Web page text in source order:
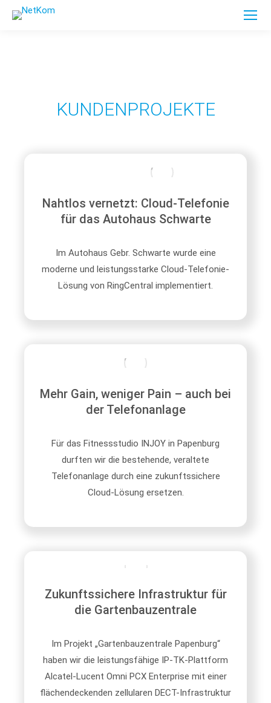
KUNDENPROJEKTE
Nahtlos vernetzt: Cloud-Telefonie
für das Autohaus Schwarte
Im Autohaus Gebr. Schwarte wurde eine
moderne und leistungsstarke Cloud-Telefonie-
Lösung von RingCentral implementiert.
Mehr Gain, weniger Pain – auch bei
der Telefonanlage
Für das Fitnessstudio INJOY in Papenburg
durften wir die bestehende, veraltete
Telefonanlage durch eine zukunftssichere
Cloud-Lösung ersetzen.
Zukunftssichere Infrastruktur für
die Gartenbauzentrale
Im Projekt „Gartenbauzentrale Papenburg“
haben wir die leistungsfähige IP-TK-Plattform
Alcatel-Lucent Omni PCX Enterprise mit einer
flächendeckenden zellularen DECT-Infrastruktur